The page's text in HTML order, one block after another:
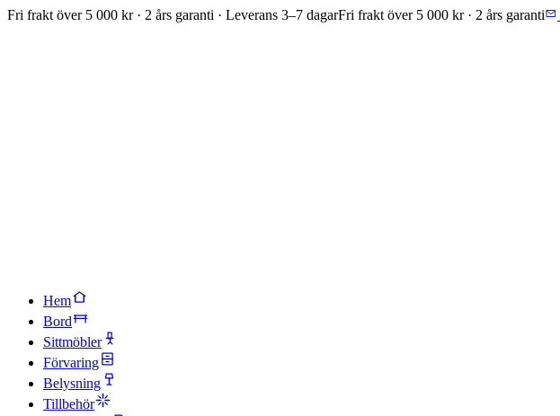
Fri frakt över 5 000 kr · 2 års garanti · Leverans 3–7 dagarFri frakt över 5 000 kr · 2 års garanti
Hem
Bord
Sittmöbler
Förvaring
Belysning
Tillbehör